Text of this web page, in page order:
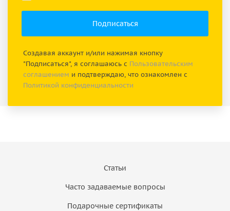
Создавая аккаунт и/или нажимая кнопку
"Подписаться", я соглашаюсь с Пользовательским
соглашением и подтверждаю, что ознакомлен с
Политикой конфиденциальности
Статьи
Часто задаваемые вопросы
Подарочные сертификаты